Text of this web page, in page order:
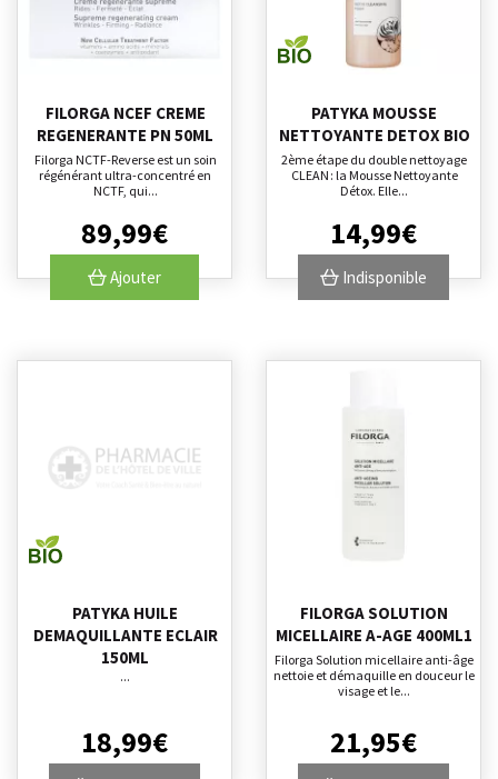
FILORGA NCEF CREME
REGENERANTE PN 50ML
Filorga NCTF-Reverse est un soin
régénérant ultra-concentré en
NCTF, qui...
89,99€
Ajouter
PATYKA MOUSSE
NETTOYANTE DETOX BIO
2ème étape du double nettoyage
CLEAN : la Mousse Nettoyante
Détox. Elle...
14,99€
Indisponible
PATYKA HUILE
DEMAQUILLANTE ECLAIR
150ML
...
18,99€
FILORGA SOLUTION
MICELLAIRE A-AGE 400ML1
Filorga Solution micellaire anti-âge
nettoie et démaquille en douceur le
visage et le...
21,95€